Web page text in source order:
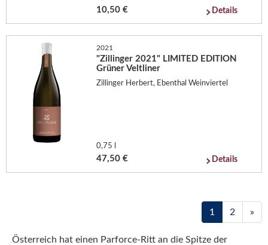
10,50 € Details
2021
"Zillinger 2021" LIMITED EDITION
Grüner Veltliner
Zillinger Herbert, Ebenthal Weinviertel
0,75 l
47,50 € Details
1 2 »
Österreich hat einen Parforce-Ritt an die Spitze der